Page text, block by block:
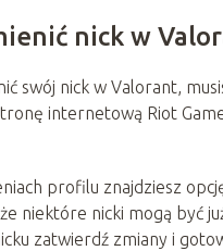
nick w
swój nick w Valorant,
internetową Riot
profilu znajdziesz
niektóre nicki mogą być
zatwierdź zmiany i